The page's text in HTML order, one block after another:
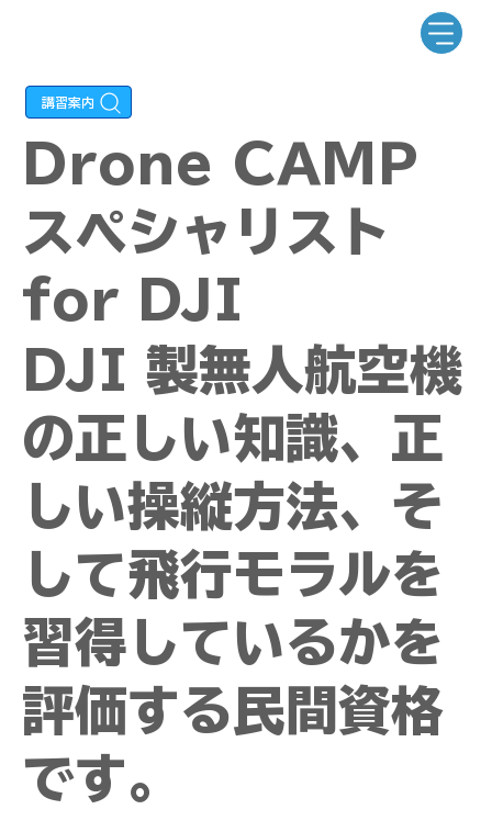
Drone CAMP
スペシャリスト
for DJI
DJI 製無人航空機
の正しい知識、正
しい操縦方法、そ
して飛行モラルを
習得しているかを
評価する民間資格
です。